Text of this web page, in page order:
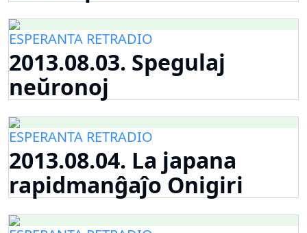
ESPERANTA RETRADIO
2013.08.03. Spegulaj
neŭronoj
ESPERANTA RETRADIO
2013.08.04. La japana
rapidmanĝaĵo Onigiri